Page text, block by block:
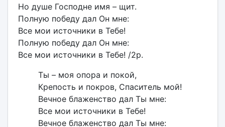
Но душе Господне имя – щит.
Полную победу дал Он мне:
Все мои источники в Тебе!
Полную победу дал Он мне:
Все мои источники в Тебе! /2р.
Ты – моя опора и покой,
Крепость и покров, Спаситель мой!
Вечное блаженство дал Ты мне:
Все мои источники в Тебе!
Вечное блаженство дал Ты мне: